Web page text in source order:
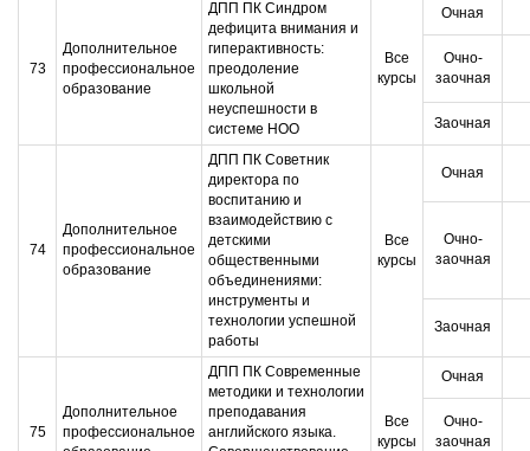
73
Дополнительное
профессиональное
образование
ДПП ПК Синдром
дефицита внимания и
гиперактивность:
преодоление
школьной
неуспешности в
системе НОО
Все
курсы
Очная
Очно-
заочная
Заочная
74
Дополнительное
профессиональное
образование
ДПП ПК Советник
директора по
воспитанию и
взаимодействию с
детскими
общественными
объединениями:
инструменты и
технологии успешной
работы
Все
курсы
Очная
Очно-
заочная
Заочная
75
Дополнительное
профессиональное
ДПП ПК Современные
методики и технологии
преподавания
английского языка.
Все
курсы
Очная
Очно-
заочная